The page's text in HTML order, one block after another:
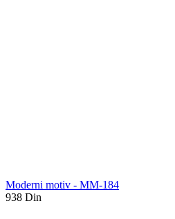
Moderni motiv - MM-184
938 Din